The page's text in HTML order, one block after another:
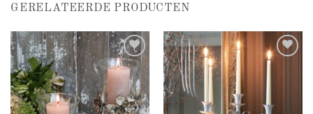
GERELATEERDE PRODUCTEN
Add to
wishlist